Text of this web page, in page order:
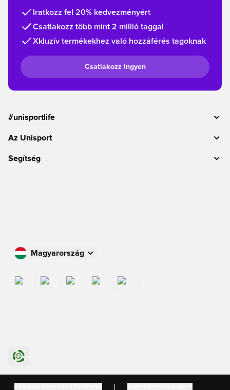
Iratkozz fel 20% kedvezményért
Csatlakozz több mint 2 millió taggal
Xkluzív termékekhez való hozzáférés tagoknak
Csatlakozz ingyen
#unisportlife
Az Unisport
Segítség
Magyarország
International